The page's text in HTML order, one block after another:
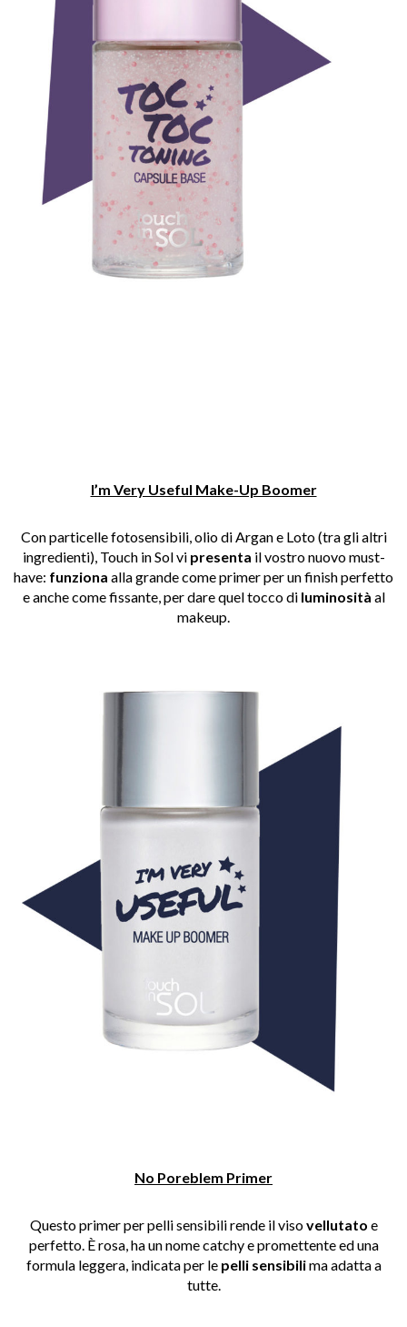
I’m Very Useful Make-Up Boomer
Con particelle fotosensibili, olio di Argan e Loto (tra gli altri
ingredienti), Touch in Sol vi presenta il vostro nuovo must-
have: funziona alla grande come primer per un finish perfetto
e anche come fissante, per dare quel tocco di luminosità al
makeup.
No Poreblem Primer
Questo primer per pelli sensibili rende il visovellutato e
perfetto. È rosa, ha un nome catchy e promettente ed una
formula leggera, indicata per le pelli sensibilima adatta a
tutte.